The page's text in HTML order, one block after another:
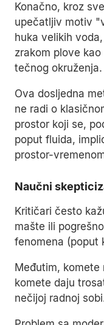
Konačno, kroz
upečatljiv motiv
huka velikih
zrakom plove
tečnog okruženja.
Ova dosljedna
ne radi o
prostor koji se,
poput fluida,
prostor-
Naučni
Kritičari često
mašte ili
fenomena (poput
Međutim,
komete daju
nečijoj radnoj